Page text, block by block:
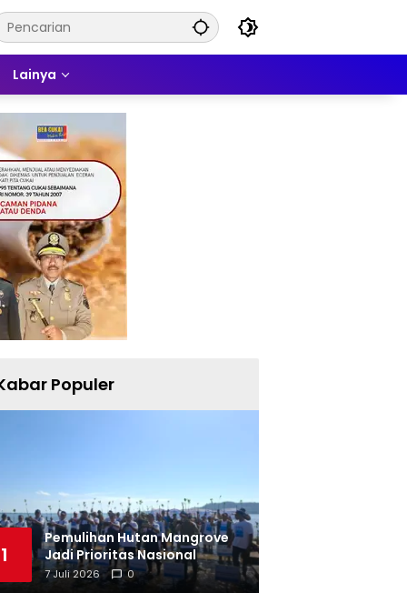
Lainya
Populer
1
Pemulihan Hutan Mangrove
Jadi Prioritas Nasional
7 Juli 2026 0